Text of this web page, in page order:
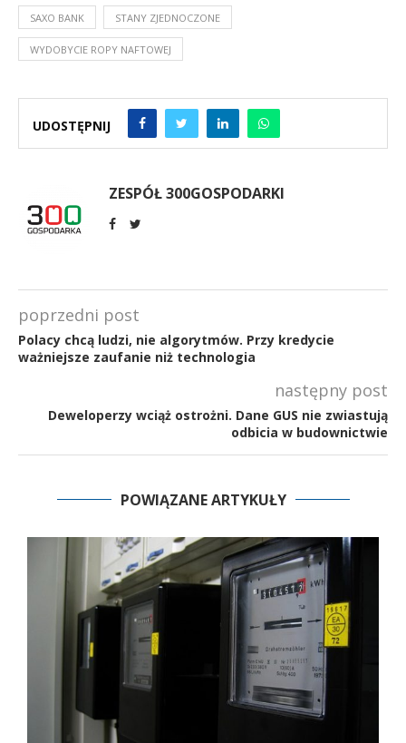
SAXO BANK STANY ZJEDNOCZONE
WYDOBYCIE ROPY NAFTOWEJ
UDOSTĘPNIJ
ZESPÓŁ 300GOSPODARKI
poprzedni post
Polacy chcą ludzi, nie algorytmów. Przy kredycie
ważniejsze zaufanie niż technologia
następny post
Deweloperzy wciąż ostrożni. Dane GUS nie zwiastują
odbicia w budownictwie
POWIĄZANE ARTYKUŁY